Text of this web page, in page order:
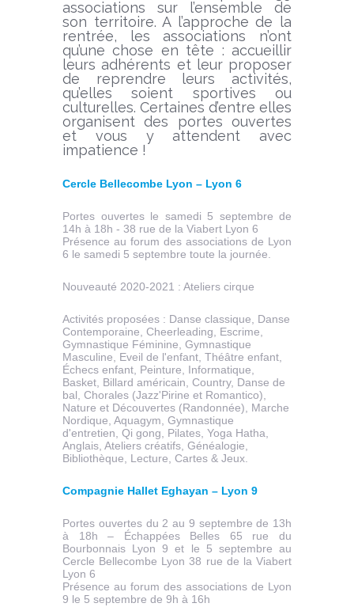
associations sur l’ensemble de
son territoire. A l’approche de la
rentrée, les associations n’ont
qu’une chose en tête : accueillir
leurs adhérents et leur proposer
de reprendre leurs activités,
qu’elles soient sportives ou
culturelles. Certaines d’entre elles
organisent des portes ouvertes
et vous y attendent avec
impatience !
Cercle Bellecombe Lyon – Lyon 6
Portes ouvertes le samedi 5 septembre de
14h à 18h - 38 rue de la Viabert Lyon 6
Présence au forum des associations de Lyon
6 le samedi 5 septembre toute la journée.
Nouveauté 2020-2021 : Ateliers cirque
Activités proposées : Danse classique, Danse
Contemporaine, Cheerleading, Escrime,
Gymnastique Féminine, Gymnastique
Masculine, Eveil de l'enfant, Théâtre enfant,
Échecs enfant, Peinture, Informatique,
Basket, Billard américain, Country, Danse de
bal, Chorales (Jazz'Pirine et Romantico),
Nature et Découvertes (Randonnée), Marche
Nordique, Aquagym, Gymnastique
d'entretien, Qi gong, Pilates, Yoga Hatha,
Anglais, Ateliers créatifs, Généalogie,
Bibliothèque, Lecture, Cartes & Jeux.
Compagnie Hallet Eghayan – Lyon 9
Portes ouvertes du 2 au 9 septembre de 13h
à 18h – Échappées Belles 65 rue du
Bourbonnais Lyon 9 et le 5 septembre au
Cercle Bellecombe Lyon 38 rue de la Viabert
Lyon 6
Présence au forum des associations de Lyon
9 le 5 septembre de 9h à 16h